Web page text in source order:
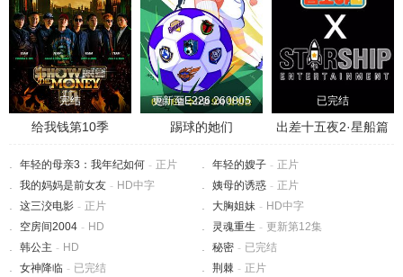
完结
给我钱第10季
更新至E226.260805
踢球的她们
已完结
出差十五夜2·星船篇
年轻的母亲3：我年纪如何 - 正片 年轻的嫂子 - 正片
我的妈妈是前女友 - HD中字 姨母的诱惑 - 正片
这三洨电影 - 正片 大胸姐妹 - HD中字
空房间2004 - HD 灵魂重生 - 更新第12集
韩公主 - HD 秘密 - 已完结
女神降临 - 已完结 荆棘 - 正片